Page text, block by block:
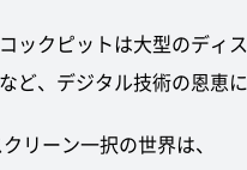
ックピットは大型のデ
、デジタル技術の恩恵
リーン一択の世界は、